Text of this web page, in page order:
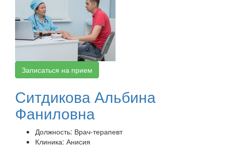
Записаться на прием
Ситдикова Альбина
Фаниловна
Должность: Врач-терапевт
Клиника: Анисия